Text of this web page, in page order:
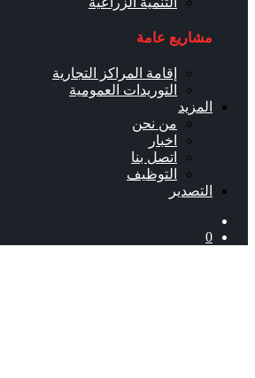
مشاريع عامة
إقامة المراكز التجارية
التوريدات العمومية
المزيد
من نحن
اخبار
اتصل بنا
التوظيف
التصدير
0